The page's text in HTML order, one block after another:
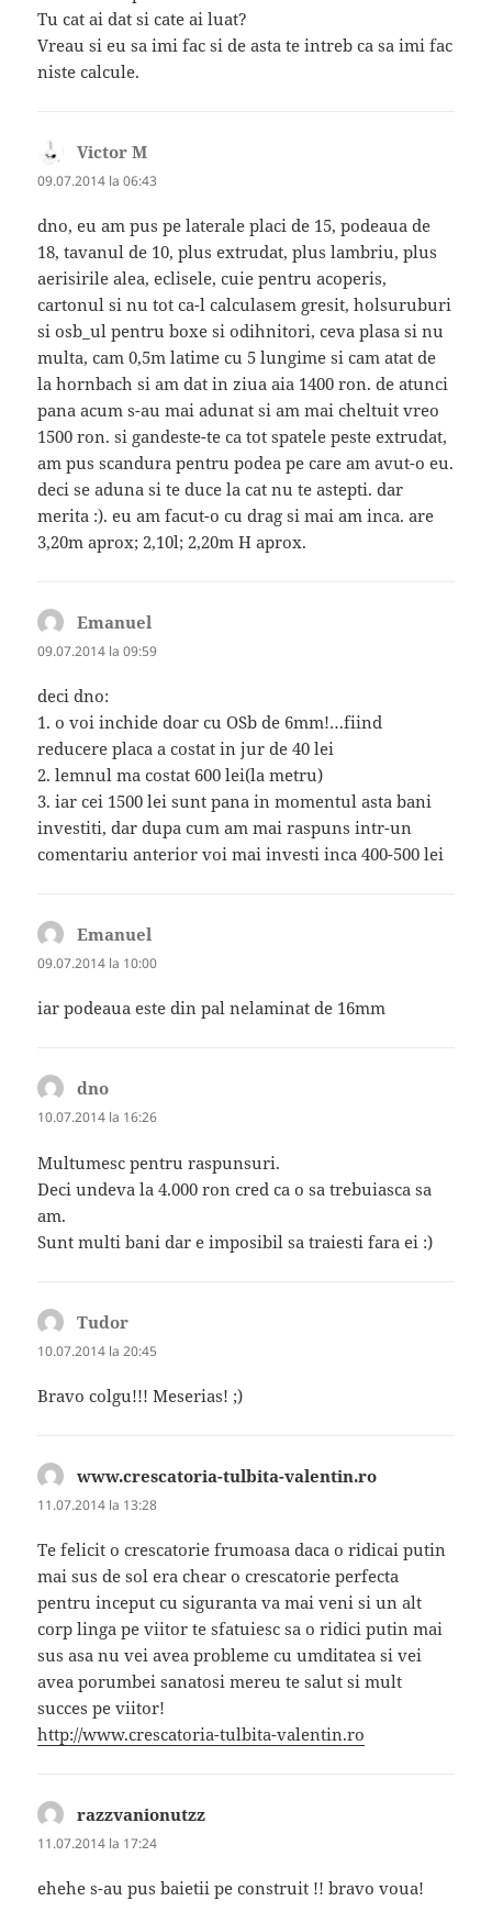
Tu cat ai dat si cate ai luat?
Vreau si eu sa imi fac si de asta te intreb ca sa imi fac
niste calcule.
Victor M
09.07.2014 la 06:43
dno, eu am pus pe laterale placi de 15, podeaua de
18, tavanul de 10, plus extrudat, plus lambriu, plus
aerisirile alea, eclisele, cuie pentru acoperis,
cartonul si nu tot ca-l calculasem gresit, holsuruburi
si osb_ul pentru boxe si odihnitori, ceva plasa si nu
multa, cam 0,5m latime cu 5 lungime si cam atat de
la hornbach si am dat in ziua aia 1400 ron. de atunci
pana acum s-au mai adunat si am mai cheltuit vreo
1500 ron. si gandeste-te ca tot spatele peste extrudat,
am pus scandura pentru podea pe care am avut-o eu.
deci se aduna si te duce la cat nu te astepti. dar
merita :). eu am facut-o cu drag si mai am inca. are
3,20m aprox; 2,10l; 2,20m H aprox.
Emanuel
09.07.2014 la 09:59
deci dno:
1. o voi inchide doar cu OSb de 6mm!…fiind
reducere placa a costat in jur de 40 lei
2. lemnul ma costat 600 lei(la metru)
3. iar cei 1500 lei sunt pana in momentul asta bani
investiti, dar dupa cum am mai raspuns intr-un
comentariu anterior voi mai investi inca 400-500 lei
Emanuel
09.07.2014 la 10:00
iar podeaua este din pal nelaminat de 16mm
dno
10.07.2014 la 16:26
Multumesc pentru raspunsuri.
Deci undeva la 4.000 ron cred ca o sa trebuiasca sa
am.
Sunt multi bani dar e imposibil sa traiesti fara ei :)
Tudor
10.07.2014 la 20:45
Bravo colgu!!! Meserias! ;)
www.crescatoria-tulbita-valentin.ro
11.07.2014 la 13:28
Te felicit o crescatorie frumoasa daca o ridicai putin
mai sus de sol era chear o crescatorie perfecta
pentru inceput cu siguranta va mai veni si un alt
corp linga pe viitor te sfatuiesc sa o ridici putin mai
sus asa nu vei avea probleme cu umditatea si vei
avea porumbei sanatosi mereu te salut si mult
succes pe viitor!
http://www.crescatoria-tulbita-valentin.ro
razzvanionutzz
11.07.2014 la 17:24
ehehe s-au pus baietii pe construit !! bravo voua!